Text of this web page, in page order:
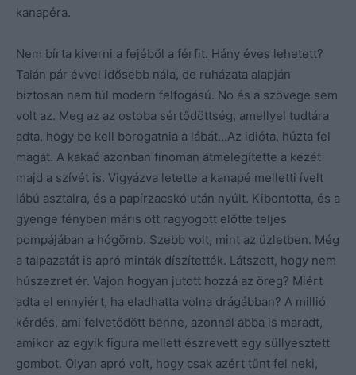
kanapéra.
Nem bírta kiverni a fejéből a férfit. Hány éves lehetett?
Talán pár évvel idősebb nála, de ruházata alapján
biztosan nem túl modern felfogású. No és a szövege sem
volt az. Meg az az ostoba sértődöttség, amellyel tudtára
adta, hogy be kell borogatnia a lábát…Az idióta, húzta fel
magát. A kakaó azonban finoman átmelegítette a kezét
majd a szívét is. Vigyázva letette a kanapé melletti ívelt
lábú asztalra, és a papírzacskó után nyúlt. Kibontotta, és a
gyenge fényben máris ott ragyogott előtte teljes
pompájában a hógömb. Szebb volt, mint az üzletben. Még
a talpazatát is apró minták díszítették. Látszott, hogy nem
húszezret ér. Vajon hogyan jutott hozzá az öreg? Miért
adta el ennyiért, ha eladhatta volna drágábban? A millió
kérdés, ami felvetődött benne, azonnal abba is maradt,
amikor az egyik figura mellett észrevett egy süllyesztett
gombot. Olyan apró volt, hogy csak azért tűnt fel neki,